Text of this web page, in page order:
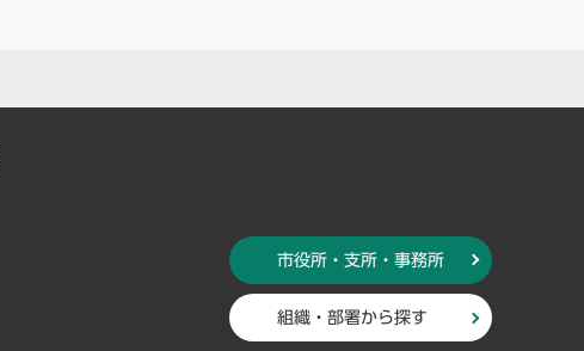
市役所・支所・事務所
組織・部署から探す